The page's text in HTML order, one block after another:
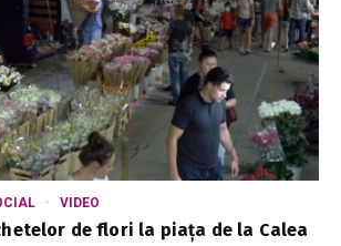
VIDEO
de flori la piața de la Calea